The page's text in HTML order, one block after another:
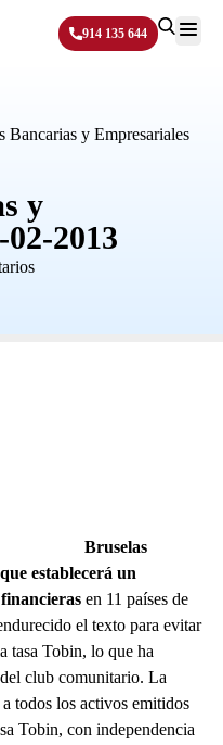
914 135 644
Bancarias y Empresariales
y
2013
Bruselas
establecerá un
en 11 países de
el texto para evitar
tasa Tobin, lo que ha
club comunitario. La
todos los activos emitidos
Tobin, con independencia